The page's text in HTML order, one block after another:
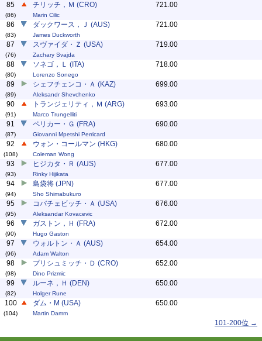
85
(86)
チリッチ，Ｍ (CRO)
Marin Cilic
721.00
86
(83)
ダックワース，Ｊ (AUS)
James Duckworth
721.00
87
(76)
スヴァイダ・Ｚ (USA)
Zachary Svajda
719.00
88
(80)
ソネゴ，Ｌ (ITA)
Lorenzo Sonego
718.00
89
(89)
シェフチェンコ・Ａ (KAZ)
Aleksandr Shevchenko
699.00
90
(91)
トランジェリティ，Ｍ (ARG)
Marco Trungelliti
693.00
91
(87)
ペリカー・Ｇ (FRA)
Giovanni Mpetshi Perricard
690.00
92
(108)
ウォン・コールマン (HKG)
Coleman Wong
680.00
93
(93)
ヒジカタ・Ｒ (AUS)
Rinky Hijikata
677.00
94
(94)
島袋将 (JPN)
Sho Shimabukuro
677.00
95
(95)
コバチェビッチ・Ａ (USA)
Aleksandar Kovacevic
676.00
96
(90)
ガストン，Ｈ (FRA)
Hugo Gaston
672.00
97
(96)
ウォルトン・Ａ (AUS)
Adam Walton
654.00
98
(98)
プリシュミッチ・Ｄ (CRO)
Dino Prizmic
652.00
99
(82)
ルーネ，Ｈ (DEN)
Holger Rune
650.00
100
(104)
ダム・M (USA)
Martin Damm
650.00
101-200位 →